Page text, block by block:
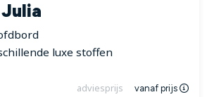
luxe stoffen
adviesprijs vanaf prijs